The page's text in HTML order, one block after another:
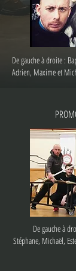
De gauche à droite :
Adrien, Maxime et
De gauche à
Stéphane, Michaël,